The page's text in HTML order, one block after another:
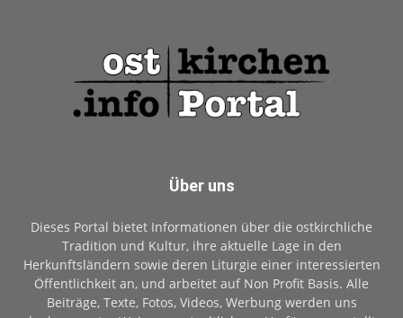
Über uns
Dieses Portal bietet Informationen über die ostkirchliche
Tradition und Kultur, ihre aktuelle Lage in den
Herkunftsländern sowie deren Liturgie einer interessierten
Öffentlichkeit an, und arbeitet auf Non Profit Basis. Alle
Beiträge, Texte, Fotos, Videos, Werbung werden uns